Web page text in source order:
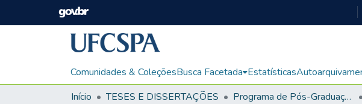
Comunidades & ColeçõesBusca Facetada Estatísticas
Início
TESES E DISSERTAÇÕES Programa de Pós-Graduação em Biociências